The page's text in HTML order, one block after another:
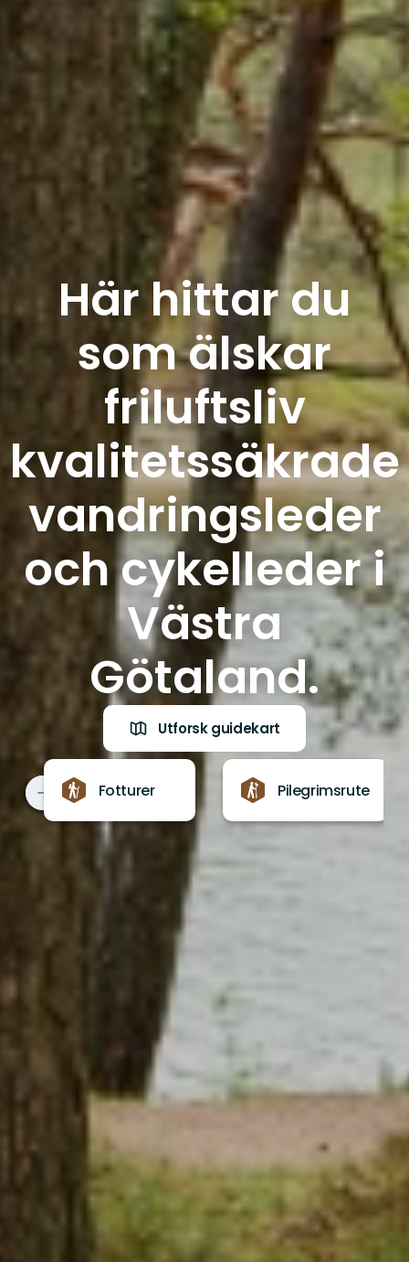
Här hittar du
som älskar
friluftsliv
kvalitetssäkrade
vandringsleder
och cykelleder i
Västra
Götaland.
Utforsk guidekart
Fotturer Pilegrimsrute